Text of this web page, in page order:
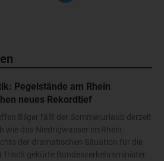
Pegelstände am Rhein
neues Rekordtief
Bilger fällt der Sommerurlaub derzeit
wie das Niedrigwasser im Rhein.
der dramatischen Situation für die
gekürte Bundesverkehrsminister